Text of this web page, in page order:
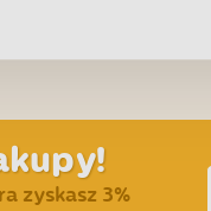
zyskasz 3%